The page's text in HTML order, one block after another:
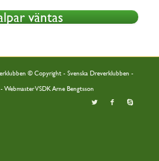
väntas
© Copyright - Svenska Dreverklubben -
Webmaster VSDK Arne Bengtsson